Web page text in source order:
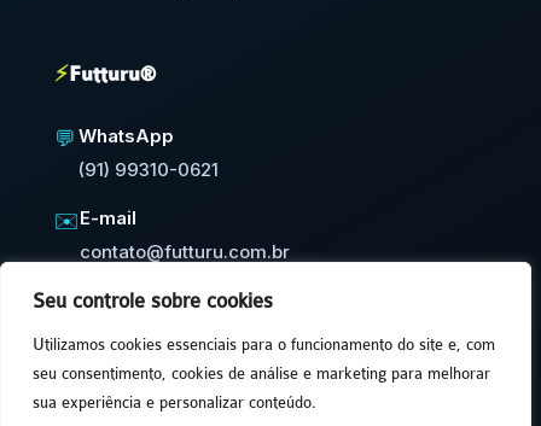
Seu controle sobre cookies
Utilizamos cookies essenciais para o funcionamento do site e, com
seu consentimento, cookies de análise e marketing para melhorar
sua experiência e personalizar conteúdo.
⚡Futturu®
💬 WhatsApp
(91) 99310-0621
✉️E-mail
contato@futturu.com.br
⚡Resposta em até 24h úteis